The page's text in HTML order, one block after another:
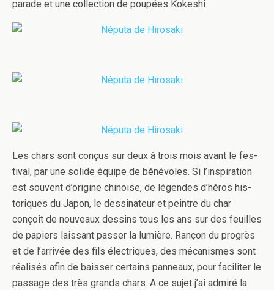
parade et une col­lec­tion de poupées Kokeshi.
Les chars sont conçus sur deux à trois mois avant le fes­
ti­val, par une solide équipe de bénév­oles. Si l’inspiration
est sou­vent d’origine chi­noise, de légen­des d’héros his­
toriques du Japon, le dessi­na­teur et pein­tre du char
conçoit de nou­veaux dessins tous les ans sur des feuilles
de papiers lais­sant passer la lumière. Rançon du pro­grès
et de l’arrivée des fils élec­triques, des mécan­ismes sont
réal­isés afin de baisser cer­tains pan­neaux, pour faciliter le
pas­sage des très grands chars. A ce sujet j’ai admiré la